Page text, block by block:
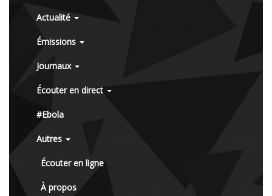
Actualité
Émissions
Journaux
Écouter en direct
#Ebola
Autres
Écouter en ligne
À propos